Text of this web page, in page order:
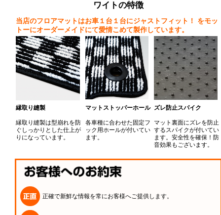
ワイトの特徴
当店のフロアマットはお車１台１台にジャストフィット！
をモッ
トーにオーダーメイドにて愛情こめて製作しています。
縁取り縫製
縁取り縫製は型崩れを防
ぐしっかりとした仕上が
りになっています。
マットストッパーホール
各車種に合わせた固定フ
ック用ホールが付いてい
ます。
ズレ防止スパイク
マット裏面にズレを防止
するスパイクが付いてい
ます。安全性を確保！防
音効果もございます。
正確で新鮮な情報を常にお客様へご提供します。